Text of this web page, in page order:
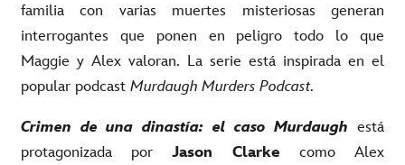
familia con varias muertes misteriosas generan
interrogantes que ponen en peligro todo lo que
Maggie y Alex valoran. La serie está inspirada en el
popular podcast Murdaugh Murders Podcast.
Crimen de una dinastía: el caso Murdaugh está
protagonizada porJason Clarke como Alex